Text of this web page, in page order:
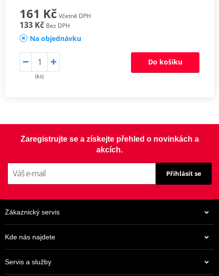
161 Kč Včetně DPH
133 Kč Bez DPH
Na objednávku
(ks)
Do košíku
Zaregistrujte se a získejte přehled o novinkách a
akcích.
Přihlásit se
Zákaznický servis
Kde nás najdete
Servis a služby